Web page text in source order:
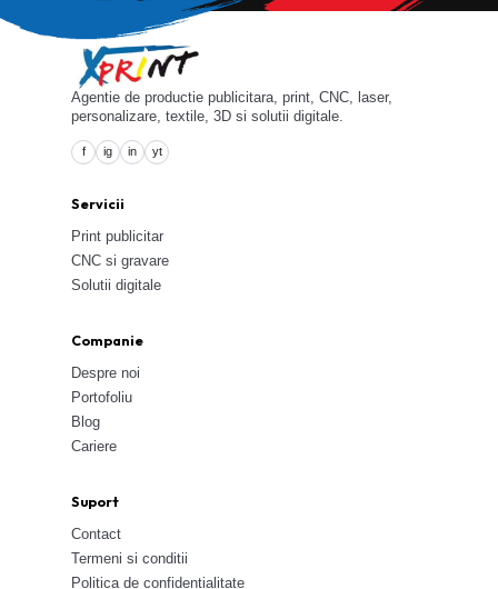
Agentie de productie publicitara, print, CNC, laser,
personalizare, textile, 3D si solutii digitale.
f ig in yt
Servicii
Print publicitar
CNC si gravare
Solutii digitale
Companie
Despre noi
Portofoliu
Blog
Cariere
Suport
Contact
Termeni si conditii
Politica de confidentialitate